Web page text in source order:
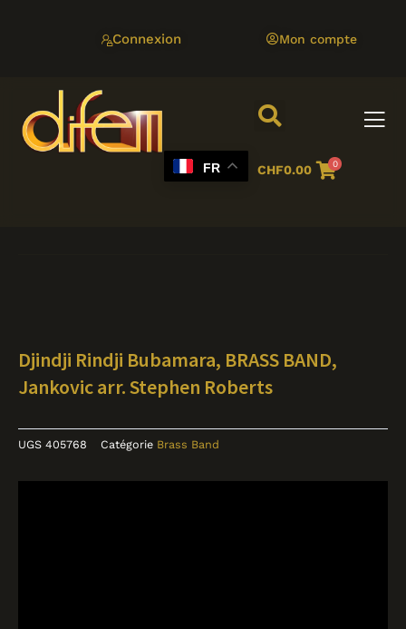
Connexion Mon compte
FR CHF0.00 0
Djindji Rindji Bubamara, BRASS BAND,
Jankovic arr. Stephen Roberts
UGS 405768 Catégorie Brass Band